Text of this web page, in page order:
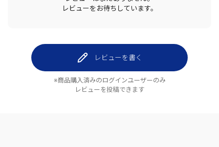
レビューをお待ちしています。
レビューを書く
※商品購入済みのログインユーザーのみ
レビューを投稿できます